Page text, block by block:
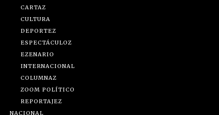
CARTAZ
CULTURA
DEPORTEZ
ESPECTÁCULOZ
EZENARIO
INTERNACIONAL
COLUMNAZ
ZOOM POLÍTICO
REPORTAJEZ
NACIONAL